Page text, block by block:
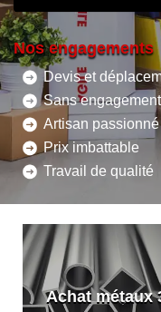
Nos engagements
Devis et
Sans engagement
Artisan passionné
Prix imbattable
Travail de qualité
Achat métaux